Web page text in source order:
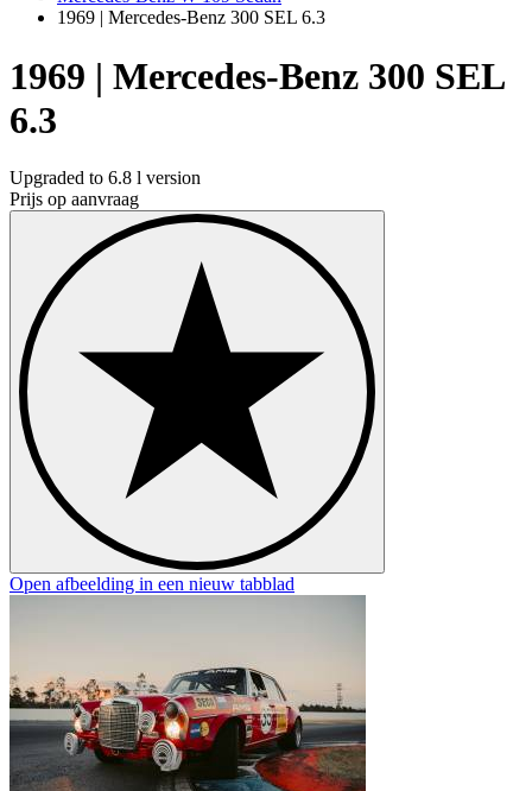
1969 | Mercedes-Benz 300 SEL 6.3
1969 | Mercedes-Benz 300 SEL
6.3
Upgraded to 6.8 l version
Prijs op aanvraag
Open afbeelding in een nieuw tabblad